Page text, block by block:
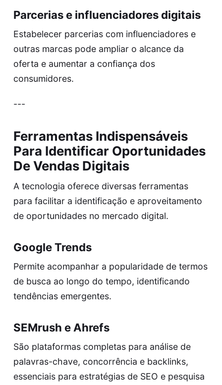
Parcerias e influenciadores digitais
Estabelecer parcerias com influenciadores e
outras marcas pode ampliar o alcance da
oferta e aumentar a confiança dos
consumidores.
---
Ferramentas Indispensáveis
Para Identificar Oportunidades
De Vendas Digitais
A tecnologia oferece diversas ferramentas
para facilitar a identificação e aproveitamento
de oportunidades no mercado digital.
Google Trends
Permite acompanhar a popularidade de termos
de busca ao longo do tempo, identificando
tendências emergentes.
SEMrush e Ahrefs
São plataformas completas para análise de
palavras-chave, concorrência e backlinks,
essenciais para estratégias de SEO e pesquisa